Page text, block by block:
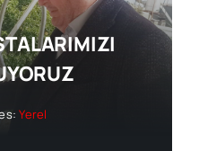
Yerel